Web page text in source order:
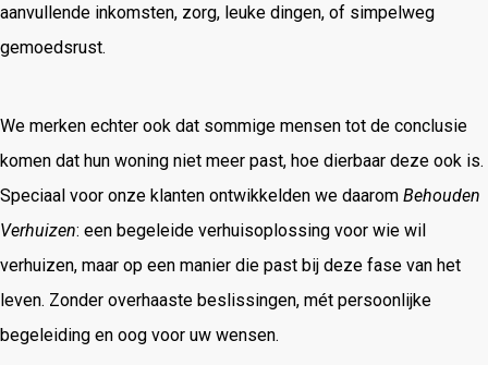
aanvullende inkomsten, zorg, leuke dingen, of simpelweg
gemoedsrust.
We merken echter ook dat sommige mensen tot de conclusie
komen dat hun woning niet meer past, hoe dierbaar deze ook is.
Speciaal voor onze klanten ontwikkelden we daarom Behouden
Verhuizen: een begeleide verhuisoplossing voor wie wil
verhuizen, maar op een manier die past bij deze fase van het
leven. Zonder overhaaste beslissingen, mét persoonlijke
begeleiding en oog voor uw wensen.